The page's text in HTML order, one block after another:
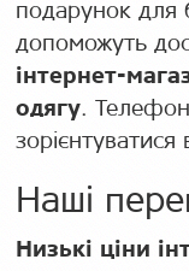
подарунок для
допоможуть
інтернет-
одягу.
Наші
Низькі ціни